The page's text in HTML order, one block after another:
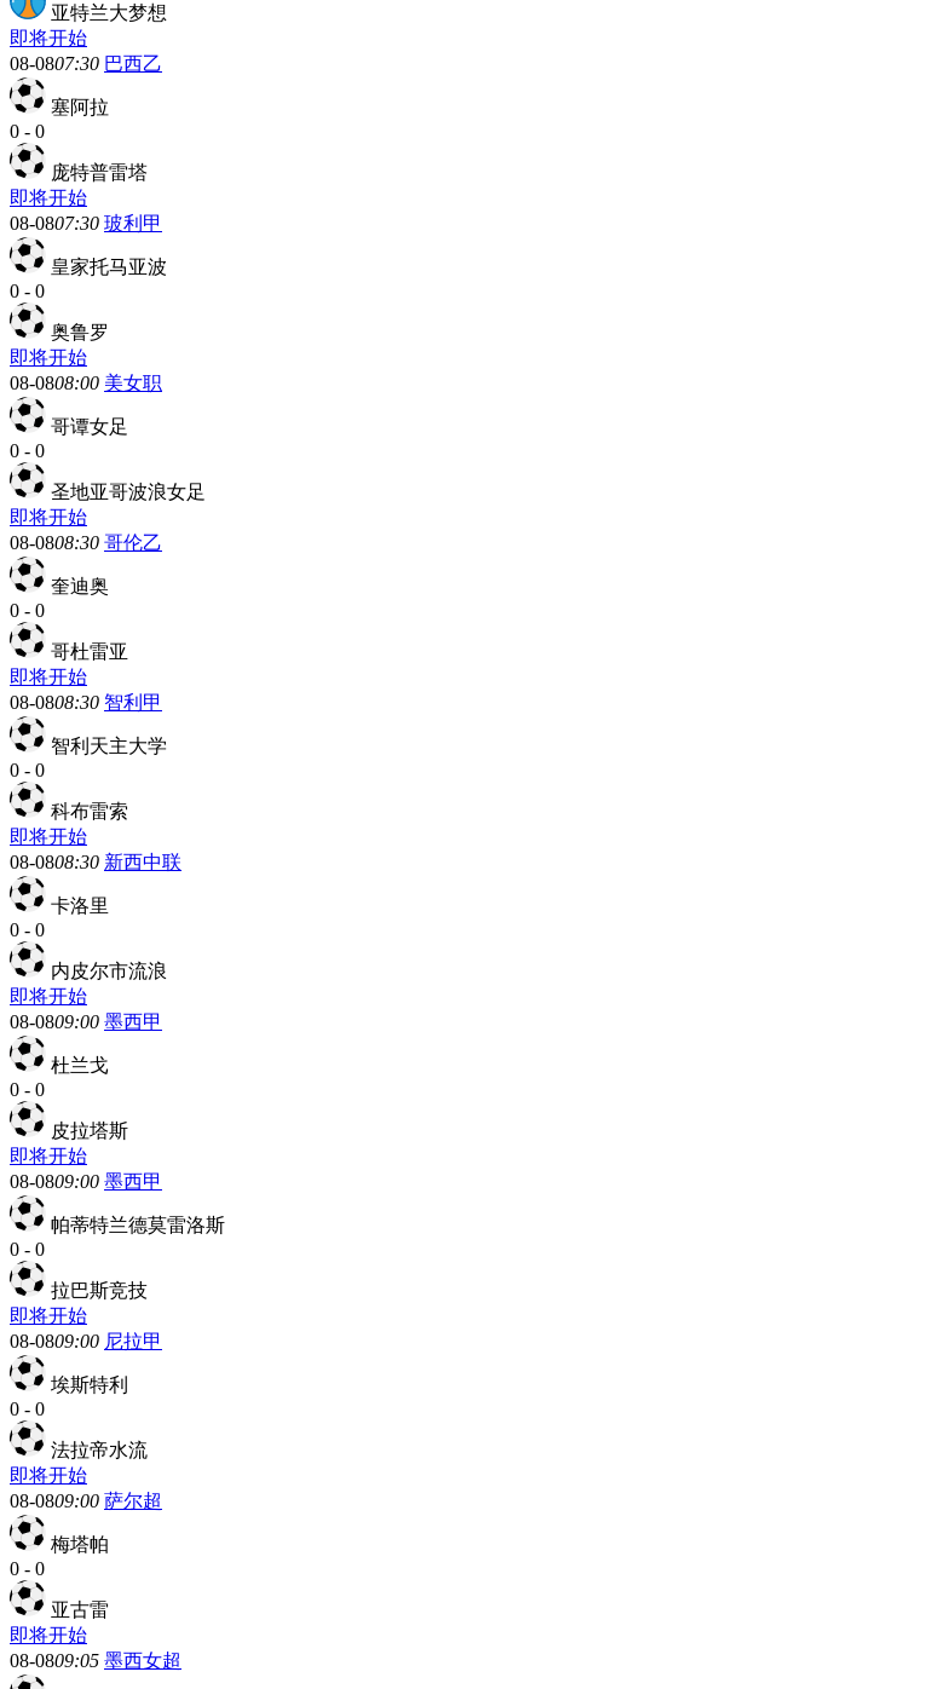
亚特兰大梦想
即将开始
08-0807:30 巴西乙
塞阿拉
0 - 0
庞特普雷塔
即将开始
08-0807:30 玻利甲
皇家托马亚波
0 - 0
奥鲁罗
即将开始
08-0808:00 美女职
哥谭女足
0 - 0
圣地亚哥波浪女足
即将开始
08-0808:30 哥伦乙
奎迪奥
0 - 0
哥杜雷亚
即将开始
08-0808:30 智利甲
智利天主大学
0 - 0
科布雷索
即将开始
08-0808:30 新西中联
卡洛里
0 - 0
内皮尔市流浪
即将开始
08-0809:00 墨西甲
杜兰戈
0 - 0
皮拉塔斯
即将开始
08-0809:00 墨西甲
帕蒂特兰德莫雷洛斯
0 - 0
拉巴斯竞技
即将开始
08-0809:00 尼拉甲
埃斯特利
0 - 0
法拉帝水流
即将开始
08-0809:00 萨尔超
梅塔帕
0 - 0
亚古雷
即将开始
08-0809:05 墨西女超